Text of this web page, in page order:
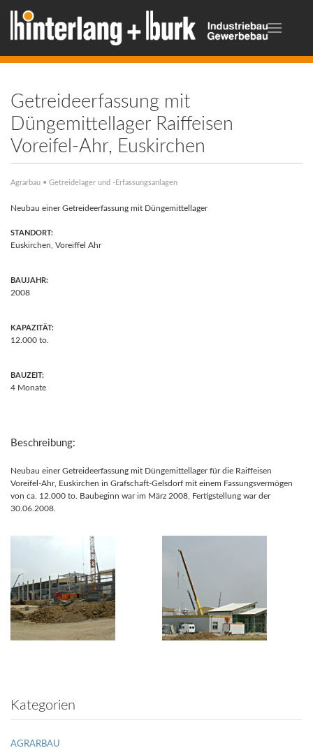
Getreideerfassung mit
Düngemittellager Raiffeisen
Voreifel-Ahr, Euskirchen
Agrarbau • Getreidelager und -Erfassungsanlagen
Neubau einer Getreideerfassung mit Düngemittellager
STANDORT:
Euskirchen, Voreiffel Ahr
BAUJAHR:
2008
KAPAZITÄT:
12.000 to.
BAUZEIT:
4 Monate
Beschreibung:
Neubau einer Getreideerfassung mit Düngemittellager für die Raiffeisen
Voreifel-Ahr, Euskirchen in Grafschaft-Gelsdorf mit einem Fassungsvermögen
von ca. 12.000 to. Baubeginn war im März 2008, Fertigstellung war der
30.06.2008.
Kategorien
AGRARBAU